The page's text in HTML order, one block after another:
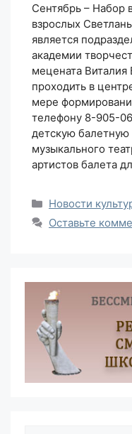
Сентябрь – Набор
взрослых
является
академии
мецената Виталия
проходить в
мере
телефону 8-905-
детскую балетную
музыкального
артистов балета
Рубрики
Новости
Оставьте